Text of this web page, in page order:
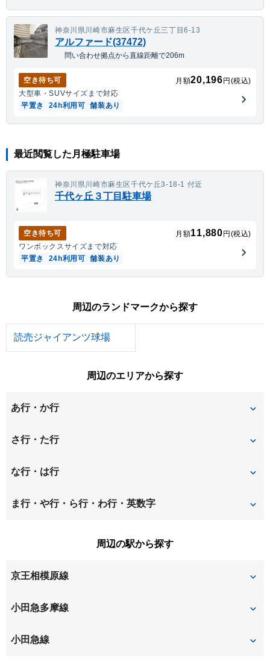
神奈川県川崎市麻生区千代ケ丘三丁目6-13
アルファード(37472)
問い合わせ拠点から直線距離で206m
空き待ち可 月額20,196 円(税込)
大型車・SUVサイズまで対応
平置き
24h利用可 舗装あり
最近閲覧した月極駐車場
神奈川県川崎市麻生区千代ケ丘3-18-1 付近
千代ヶ丘３丁目駐車場
空き待ち可 月額11,880 円(税込)
ワンボックスサイズまで対応
平置き
24h利用可 舗装あり
周辺のランドマークから探す
読売ジャイアンツ球場
周辺のエリアから探す
あ行・か行
王禅寺西
金程
さ行・た行
坂浜
高石 多摩美
な行・は行
西生田 白山
ま行・や行・ら行・わ行・英数字
周辺の駅から探す
京王相模原線
京王よみうりランド
小田急多摩線
五月台
小田急線